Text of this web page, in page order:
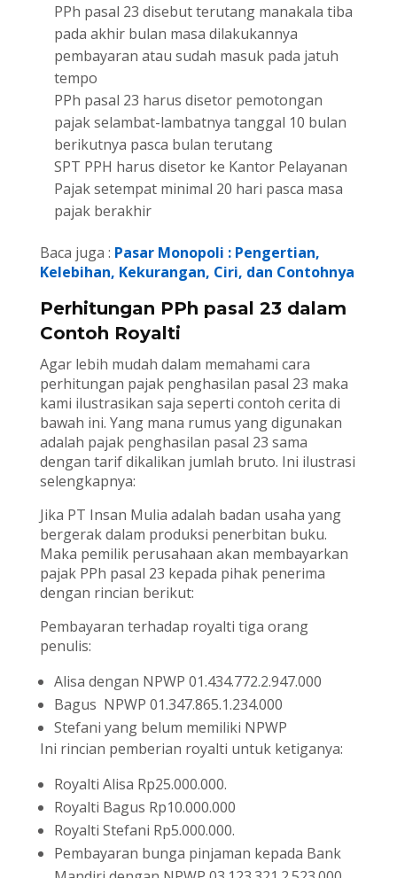
PPh pasal 23 disebut terutang manakala tiba
pada akhir bulan masa dilakukannya
pembayaran atau sudah masuk pada jatuh
tempo
PPh pasal 23 harus disetor pemotongan
pajak selambat-lambatnya tanggal 10 bulan
berikutnya pasca bulan terutang
SPT PPH harus disetor ke Kantor Pelayanan
Pajak setempat minimal 20 hari pasca masa
pajak berakhir
Baca juga : Pasar Monopoli : Pengertian,
Kelebihan, Kekurangan, Ciri, dan Contohnya
Perhitungan PPh pasal 23 dalam
Contoh Royalti
Agar lebih mudah dalam memahami cara
perhitungan pajak penghasilan pasal 23 maka
kami ilustrasikan saja seperti contoh cerita di
bawah ini. Yang mana rumus yang digunakan
adalah pajak penghasilan pasal 23 sama
dengan tarif dikalikan jumlah bruto. Ini ilustrasi
selengkapnya:
Jika PT Insan Mulia adalah badan usaha yang
bergerak dalam produksi penerbitan buku.
Maka pemilik perusahaan akan membayarkan
pajak PPh pasal 23 kepada pihak penerima
dengan rincian berikut:
Pembayaran terhadap royalti tiga orang
penulis:
Alisa dengan NPWP 01.434.772.2.947.000
Bagus NPWP 01.347.865.1.234.000
Stefani yang belum memiliki NPWP
Ini rincian pemberian royalti untuk ketiganya:
Royalti Alisa Rp25.000.000.
Royalti Bagus Rp10.000.000
Royalti Stefani Rp5.000.000.
Pembayaran bunga pinjaman kepada Bank